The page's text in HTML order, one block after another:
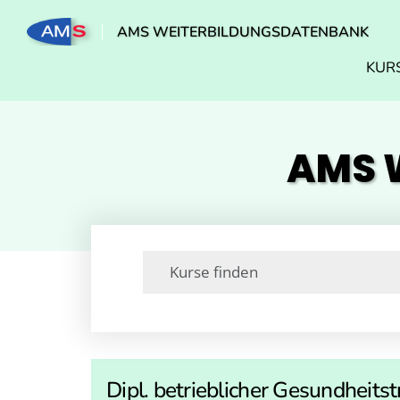
AMS WEITERBILDUNGSDATENBANK
AMS
Dipl. betrieblicher